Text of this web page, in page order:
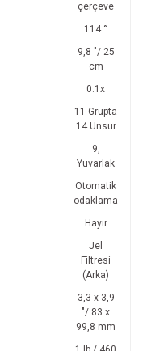
çerçeve
114 °
9,8 "/ 25
cm
0.1x
11 Grupta
14 Unsur
9,
Yuvarlak
Otomatik
odaklama
Hayır
Jel
Filtresi
(Arka)
3,3 x 3,9
"/ 83 x
99,8 mm